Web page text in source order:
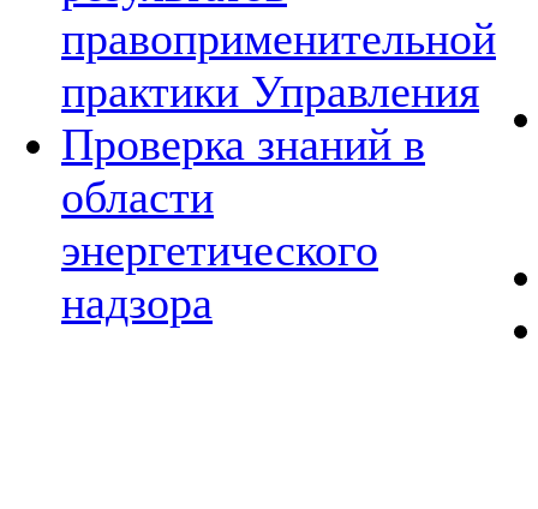
правоприменительной
практики Управления
Проверка знаний в
области
энергетического
надзора